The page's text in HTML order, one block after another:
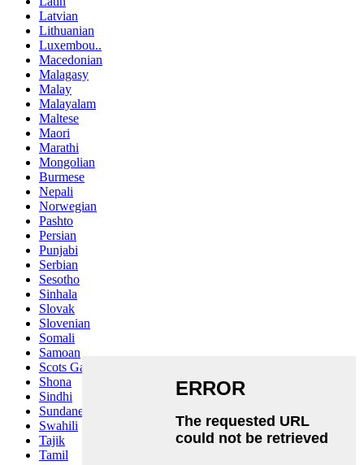
Latvian
Lithuanian
Luxembou..
Macedonian
Malagasy
Malay
Malayalam
Maltese
Maori
Marathi
Mongolian
Burmese
Nepali
Norwegian
Pashto
Persian
Punjabi
Serbian
Sesotho
Sinhala
Slovak
Slovenian
Somali
Samoan
Scots Gaelic
Shona
Sindhi
Sundanese
Swahili
Tajik
Tamil